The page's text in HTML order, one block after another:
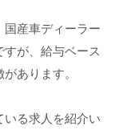
産車ディーラー
が、給与ベース
あります。
いる求人を紹介い